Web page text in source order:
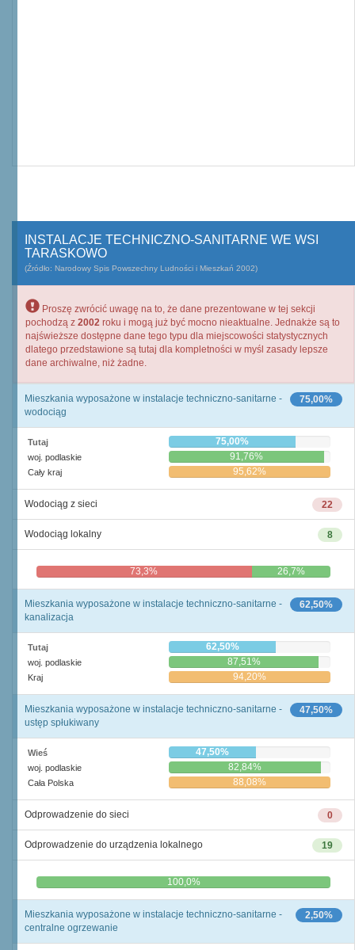
INSTALACJE TECHNICZNO-SANITARNE WE WSI
TARASKOWO
(Źródło: Narodowy Spis Powszechny Ludności i Mieszkań 2002)
Proszę zwrócić uwagę na to, że dane prezentowane w tej sekcji
pochodzą z 2002 roku i mogą już być mocno nieaktualne. Jednakże są to
najświeższe dostępne dane tego typu dla miejscowości statystycznych
dlatego przedstawione są tutaj dla kompletności w myśl zasady lepsze
dane archiwalne, niż żadne.
75,00%
Mieszkania wyposażone w instalacje techniczno-sanitarne -
wodociąg
Tutaj 75,00%
woj. podlaskie 91,76%
Cały kraj 95,62%
22
Wodociąg z sieci
8
Wodociąg lokalny
73,3% 26,7%
62,50%
Mieszkania wyposażone w instalacje techniczno-sanitarne -
kanalizacja
Tutaj 62,50%
woj. podlaskie 87,51%
Kraj 94,20%
47,50%
Mieszkania wyposażone w instalacje techniczno-sanitarne -
ustęp spłukiwany
Wieś 47,50%
woj. podlaskie 82,84%
Cała Polska 88,08%
0
Odprowadzenie do sieci
19
Odprowadzenie do urządzenia lokalnego
0,0% 100,0%
2,50%
Mieszkania wyposażone w instalacje techniczno-sanitarne -
centralne ogrzewanie